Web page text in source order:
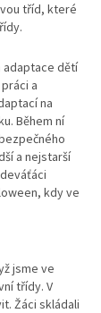
tříd, které
adaptace dětí
a
na
Během ní
a nejstarší
kdy ve
jsme ve
třídy. V
Žáci skládali